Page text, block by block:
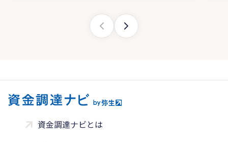
資金調達ナビとは